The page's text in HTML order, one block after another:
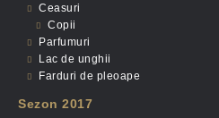
Ceasuri
Copii
Parfumuri
Lac de unghii
Farduri de pleoape
Sezon 2017